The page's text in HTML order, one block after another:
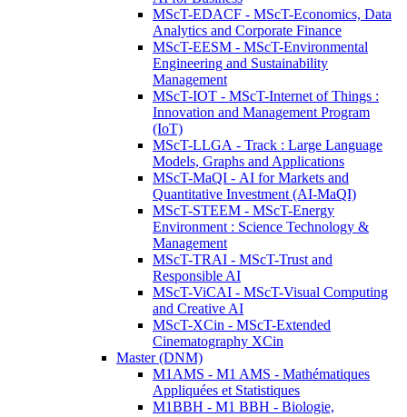
MScT-EDACF - MScT-Economics, Data
Analytics and Corporate Finance
MScT-EESM - MScT-Environmental
Engineering and Sustainability
Management
MScT-IOT - MScT-Internet of Things :
Innovation and Management Program
(IoT)
MScT-LLGA - Track : Large Language
Models, Graphs and Applications
MScT-MaQI - AI for Markets and
Quantitative Investment (AI-MaQI)
MScT-STEEM - MScT-Energy
Environment : Science Technology &
Management
MScT-TRAI - MScT-Trust and
Responsible AI
MScT-ViCAI - MScT-Visual Computing
and Creative AI
MScT-XCin - MScT-Extended
Cinematography XCin
Master (DNM)
M1AMS - M1 AMS - Mathématiques
Appliquées et Statistiques
M1BBH - M1 BBH - Biologie,